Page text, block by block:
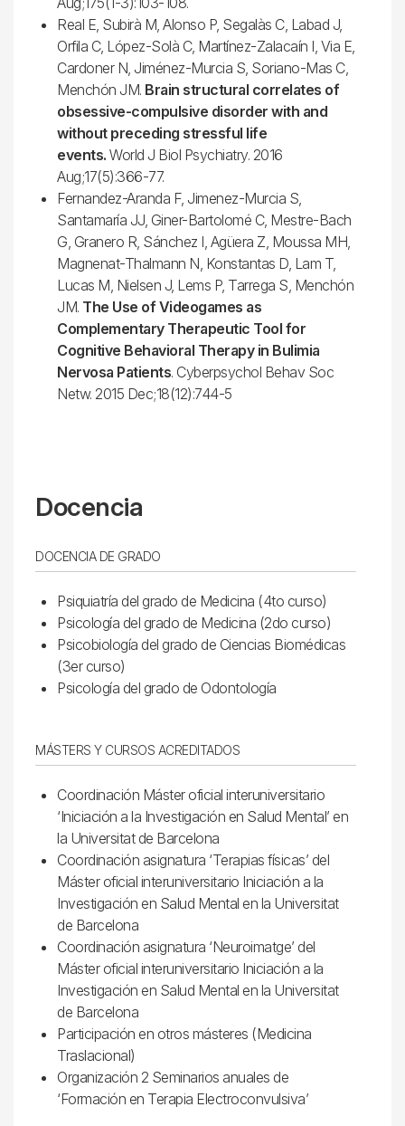
Real E, Subirà M, Alonso P, Segalàs C, Labad J,
Orfila C, López-Solà C, Martínez-Zalacaín I, Via E,
Cardoner N, Jiménez-Murcia S, Soriano-Mas C,
Menchón JM. Brain structural correlates of
obsessive-compulsive disorder with and
without preceding stressful life
events. World J Biol Psychiatry. 2016
Aug;17(5):366-77.
Fernandez-Aranda F, Jimenez-Murcia S,
Santamaría JJ, Giner-Bartolomé C, Mestre-Bach
G, Granero R, Sánchez I, Agüera Z, Moussa MH,
Magnenat-Thalmann N, Konstantas D, Lam T,
Lucas M, Nielsen J, Lems P, Tarrega S, Menchón
JM. The Use of Videogames as
Complementary Therapeutic Tool for
Cognitive Behavioral Therapy in Bulimia
Nervosa Patients. Cyberpsychol Behav Soc
Netw. 2015 Dec;18(12):744-5
Docencia
DOCENCIA DE GRADO
Psiquiatría del grado de Medicina (4to curso)
Psicología del grado de Medicina (2do curso)
Psicobiología del grado de Ciencias Biomédicas
(3er curso)
Psicología del grado de Odontología
MÁSTERS Y CURSOS ACREDITADOS
Coordinación Máster oficial interuniversitario
‘Iniciación a la Investigación en Salud Mental’ en
la Universitat de Barcelona
Coordinación asignatura ‘Terapias físicas’ del
Máster oficial interuniversitario Iniciación a la
Investigación en Salud Mental en la Universitat
de Barcelona
Coordinación asignatura ‘Neuroimatge’ del
Máster oficial interuniversitario Iniciación a la
Investigación en Salud Mental en la Universitat
de Barcelona
Participación en otros másteres (Medicina
Traslacional)
Organización 2 Seminarios anuales de
‘Formación en Terapia Electroconvulsiva’